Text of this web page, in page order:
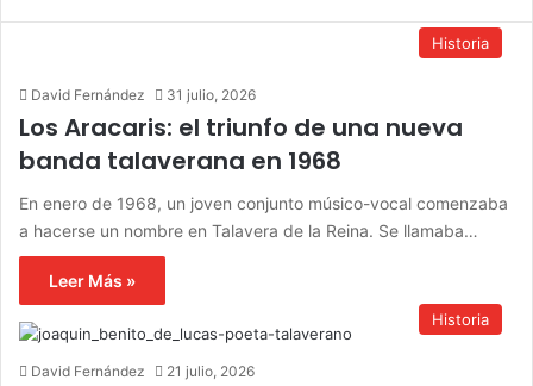
Historia
David Fernández 31 julio, 2026
Los Aracaris: el triunfo de una nueva
banda talaverana en 1968
En enero de 1968, un joven conjunto músico-vocal comenzaba
a hacerse un nombre en Talavera de la Reina. Se llamaba…
Leer Más »
Historia
David Fernández 21 julio, 2026